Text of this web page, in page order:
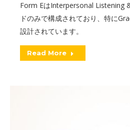
Form EはInterpersonal Listening
ドのみで構成されており、特に
設計されています。
Read More